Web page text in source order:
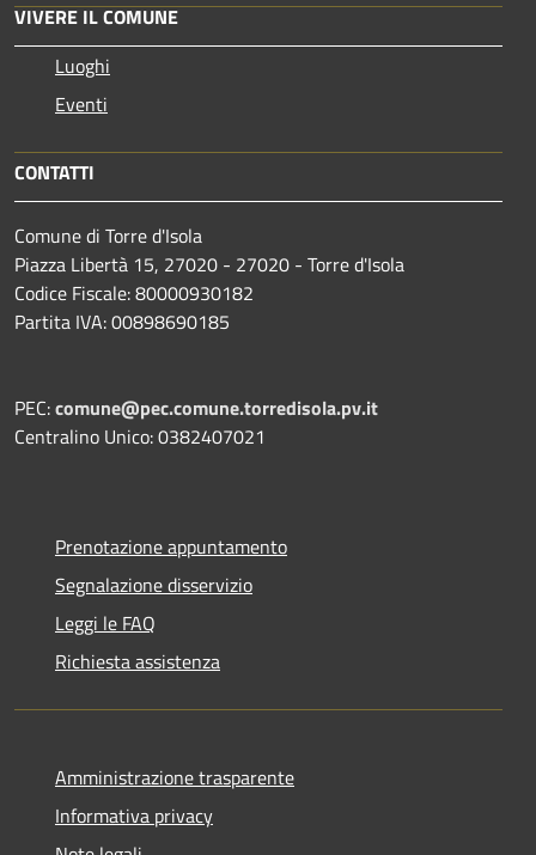
VIVERE IL COMUNE
Luoghi
Eventi
CONTATTI
Comune di Torre d'Isola
Piazza Libertà 15, 27020 - 27020 - Torre d'Isola
Codice Fiscale: 80000930182
Partita IVA: 00898690185
PEC:comune@pec.comune.torredisola.pv.it
Centralino Unico: 0382407021
Prenotazione appuntamento
Segnalazione disservizio
Leggi le FAQ
Richiesta assistenza
Amministrazione trasparente
Informativa privacy